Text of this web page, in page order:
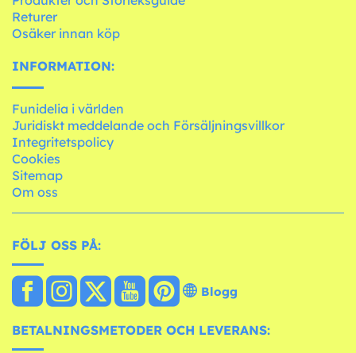
Returer
Osäker innan köp
INFORMATION:
Funidelia i världen
Juridiskt meddelande och Försäljningsvillkor
Integritetspolicy
Cookies
Sitemap
Om oss
FÖLJ OSS PÅ:
Blogg
BETALNINGSMETODER OCH LEVERANS: